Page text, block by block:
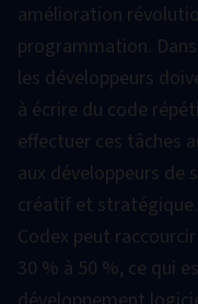
amélioration
programmation.
les développeurs
à écrire du code
effectuer ces tâches
aux développeurs de
créatif et
Codex peut
30 % à 50 %, ce qui